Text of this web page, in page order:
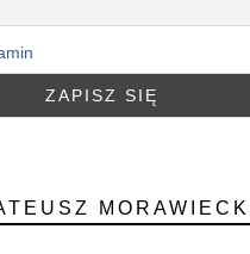
MORAWIECKI